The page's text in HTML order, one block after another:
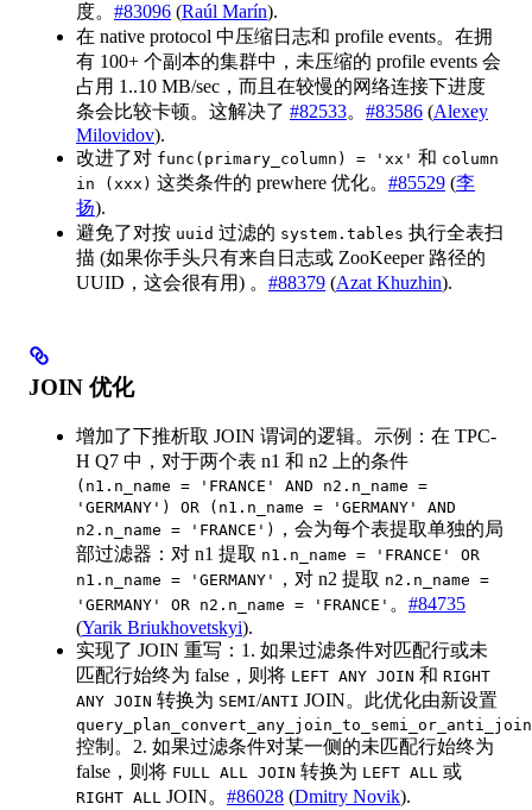
度。 #83096 (Raúl Marín).
在 native protocol 中压缩日志和 profile events。在拥
有 100+ 个副本的集群中，未压缩的 profile events 会
占用 1..10 MB/sec，而且在较慢的网络连接下进度
条会比较卡顿。这解决了 #82533。 #83586 (Alexey
Milovidov).
改进了对 func(primary_column) = 'xx' 和 column
in (xxx) 这类条件的 prewhere 优化。 #85529 (李
扬).
避免了对按 uuid 过滤的 system.tables 执行全表扫
描 (如果你手头只有来自日志或 ZooKeeper 路径的
UUID，这会很有用) 。 #88379 (Azat Khuzhin).
JOIN 优化
增加了下推析取 JOIN 谓词的逻辑。示例：在 TPC-
H Q7 中，对于两个表 n1 和 n2 上的条件
(n1.n_name = 'FRANCE' AND n2.n_name =
'GERMANY') OR (n1.n_name = 'GERMANY' AND
n2.n_name = 'FRANCE')
，会为每个表提取单独的局
部过滤器：对 n1 提取 n1.n_name = 'FRANCE' OR
n1.n_name = 'GERMANY'
，对 n2 提取 n2.n_name =
'GERMANY' OR n2.n_name = 'FRANCE' 。 #84735
(Yarik Briukhovetskyi).
实现了 JOIN 重写：1. 如果过滤条件对匹配行或未
匹配行始终为 false，则将 LEFT ANY JOIN 和 RIGHT
ANY JOIN 转换为 SEMI/ANTI JOIN。此优化由新设置
query_plan_convert_any_join_to_semi_or_anti_join
控制。2. 如果过滤条件对某一侧的未匹配行始终为
false，则将 FULL ALL JOIN 转换为 LEFT ALL 或
RIGHT ALL JOIN。 #86028 (Dmitry Novik).